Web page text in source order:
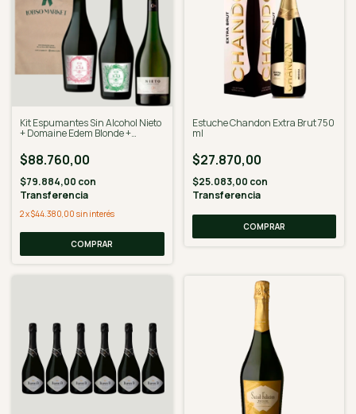
Kit Espumantes Sin Alcohol Nieto
+ Domaine Edem Blonde +
Desalcoholizado
$88.760,00
$79.884,00 con
Transferencia
2x$44.380,00 sin interés
Estuche Chandon Extra Brut 750
ml
$27.870,00
$25.083,00 con
Transferencia